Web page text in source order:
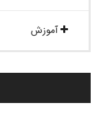
آموزش